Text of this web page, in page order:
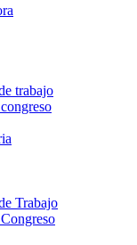
trabajo
Trabajo